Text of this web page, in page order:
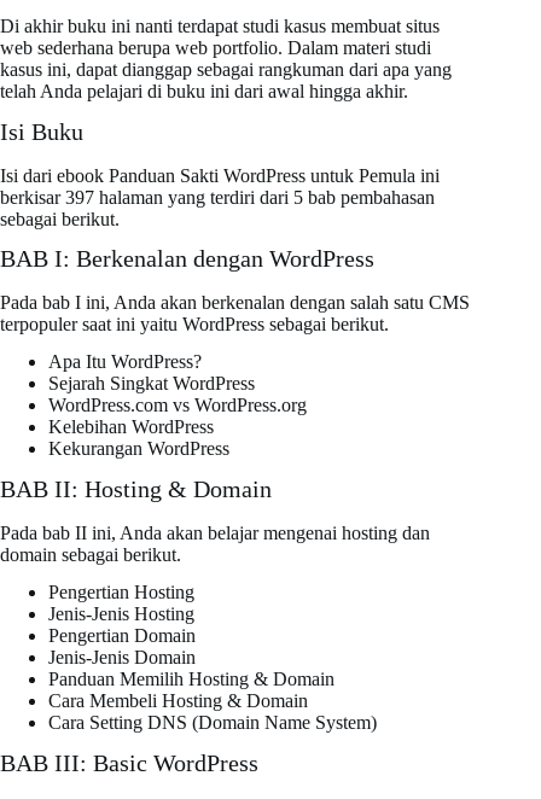
Di akhir buku ini nanti terdapat studi kasus membuat situs
web sederhana berupa web portfolio. Dalam materi studi
kasus ini, dapat dianggap sebagai rangkuman dari apa yang
telah Anda pelajari di buku ini dari awal hingga akhir.
Isi Buku
Isi dari ebook Panduan Sakti WordPress untuk Pemula ini
berkisar 397 halaman yang terdiri dari 5 bab pembahasan
sebagai berikut.
BAB I: Berkenalan dengan WordPress
Pada bab I ini, Anda akan berkenalan dengan salah satu CMS
terpopuler saat ini yaitu WordPress sebagai berikut.
Apa Itu WordPress?
Sejarah Singkat WordPress
WordPress.com vs WordPress.org
Kelebihan WordPress
Kekurangan WordPress
BAB II: Hosting & Domain
Pada bab II ini, Anda akan belajar mengenai hosting dan
domain sebagai berikut.
Pengertian Hosting
Jenis-Jenis Hosting
Pengertian Domain
Jenis-Jenis Domain
Panduan Memilih Hosting & Domain
Cara Membeli Hosting & Domain
Cara Setting DNS (Domain Name System)
BAB III: Basic WordPress